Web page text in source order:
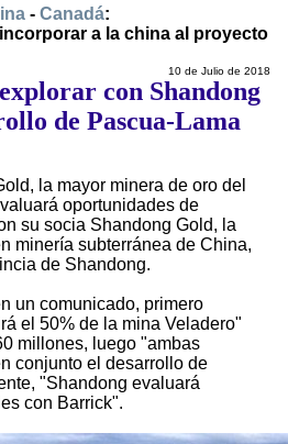
- Canadá:
a la china al proyecto
10 de Julio de 2018
con Shandong
de Pascua-Lama
la mayor minera de oro del
oportunidades de
su socia Shandong Gold, la
minería subterránea de China,
de Shandong.
un comunicado, primero
el 50% de la mina Veladero"
millones, luego "ambas
conjunto el desarrollo de
"Shandong evaluará
con Barrick".